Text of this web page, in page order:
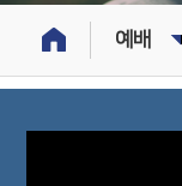
예배